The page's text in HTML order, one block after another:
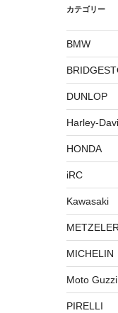
カテゴリー
BMW
DUNLOP
Harley-
HONDA
iRC
Kawasaki
METZELER
MICHELIN
Moto Guzzi
PIRELLI